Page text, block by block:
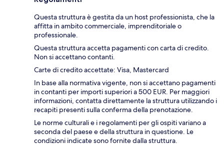
Questa struttura è gestita da un host professionista, che la
affitta in ambito commerciale, imprenditoriale o
professionale.
Questa struttura accetta pagamenti con carta di credito.
Non si accettano contanti.
Carte di credito accettate: Visa, Mastercard
In base alla normativa vigente, non si accettano pagamenti
in contanti per importi superiori a 500 EUR. Per maggiori
informazioni, contatta direttamente la struttura utilizzando i
recapiti presenti sulla conferma della prenotazione.
Le norme culturali e i regolamenti per gli ospiti variano a
seconda del paese e della struttura in questione. Le
condizioni indicate sono fornite dalla struttura.